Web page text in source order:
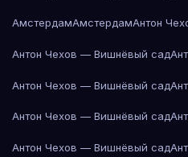
АмстердамАмстердамАнтон
Антон Чехов — Вишнёвый сад
Антон Чехов — Вишнёвый сад
Антон Чехов — Вишнёвый сад
Антон Чехов — Вишнёвый сад